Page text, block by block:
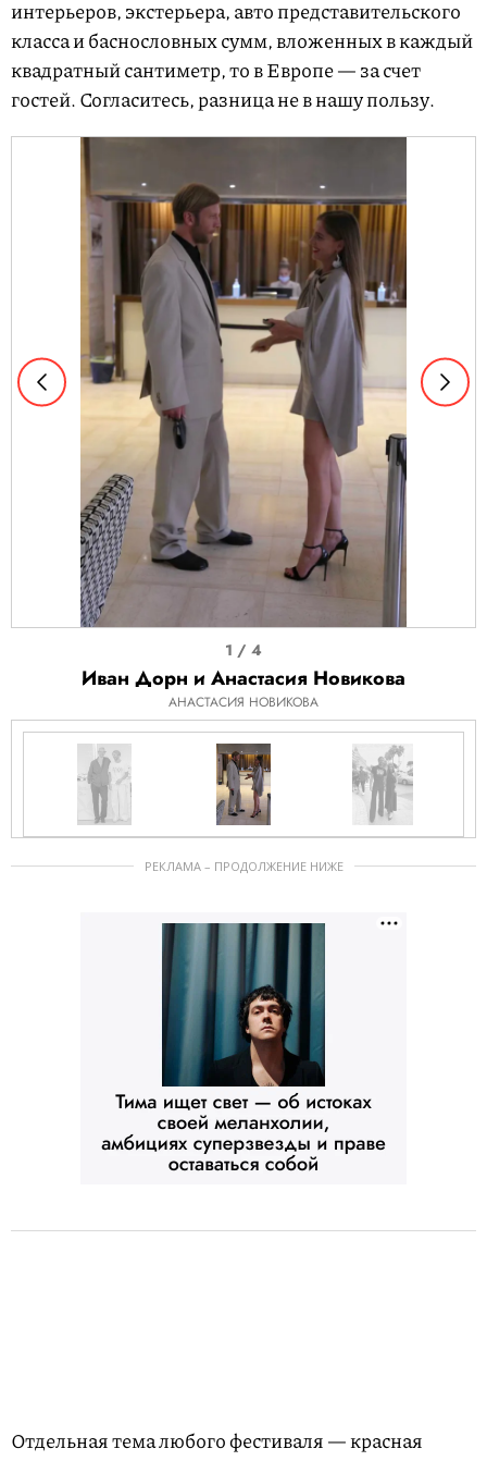
интерьеров, экстерьера, авто представительского
класса и баснословных сумм, вложенных в каждый
квадратный сантиметр, то в Европе — за счет
гостей. Согласитесь, разница не в нашу пользу.
m
4
1 / 4
Иван Дорн и Анастасия Новикова
АНАСТАСИЯ НОВИКОВА
I
t
РЕКЛАМА – ПРОДОЛЖЕНИЕ НИЖЕ
Отдельная тема любого фестиваля — красная